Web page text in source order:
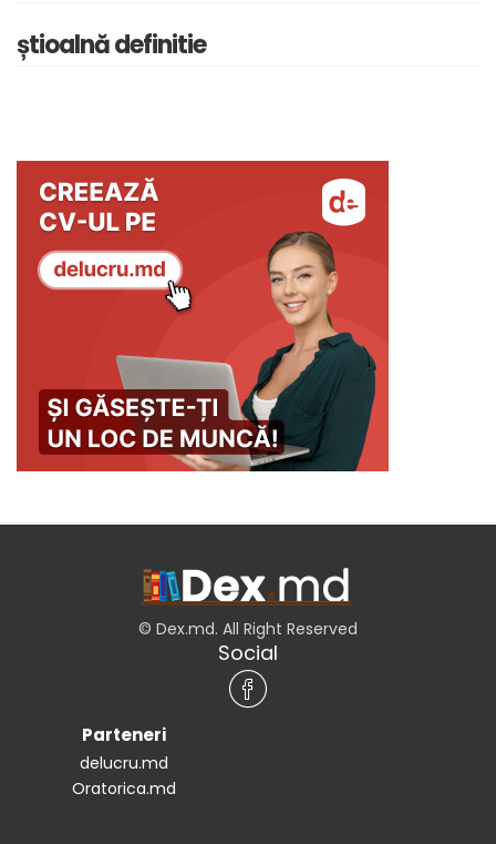
știoalnă definitie
© Dex.md. All Right Reserved
Social
Parteneri
delucru.md
Oratorica.md